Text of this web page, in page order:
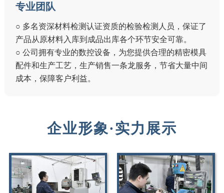
专业团队
○ 多名资深材料检测认证资质的检验检测人员，保证了
产品从原材料入库到成品出库各个环节安全可靠。
○ 公司拥有专业的数控设备，为您提供合理的精密模具
配件和生产工艺，生产销售一条龙服务，节省大量中间
成本，保障客户利益。
企业形象·实力展示